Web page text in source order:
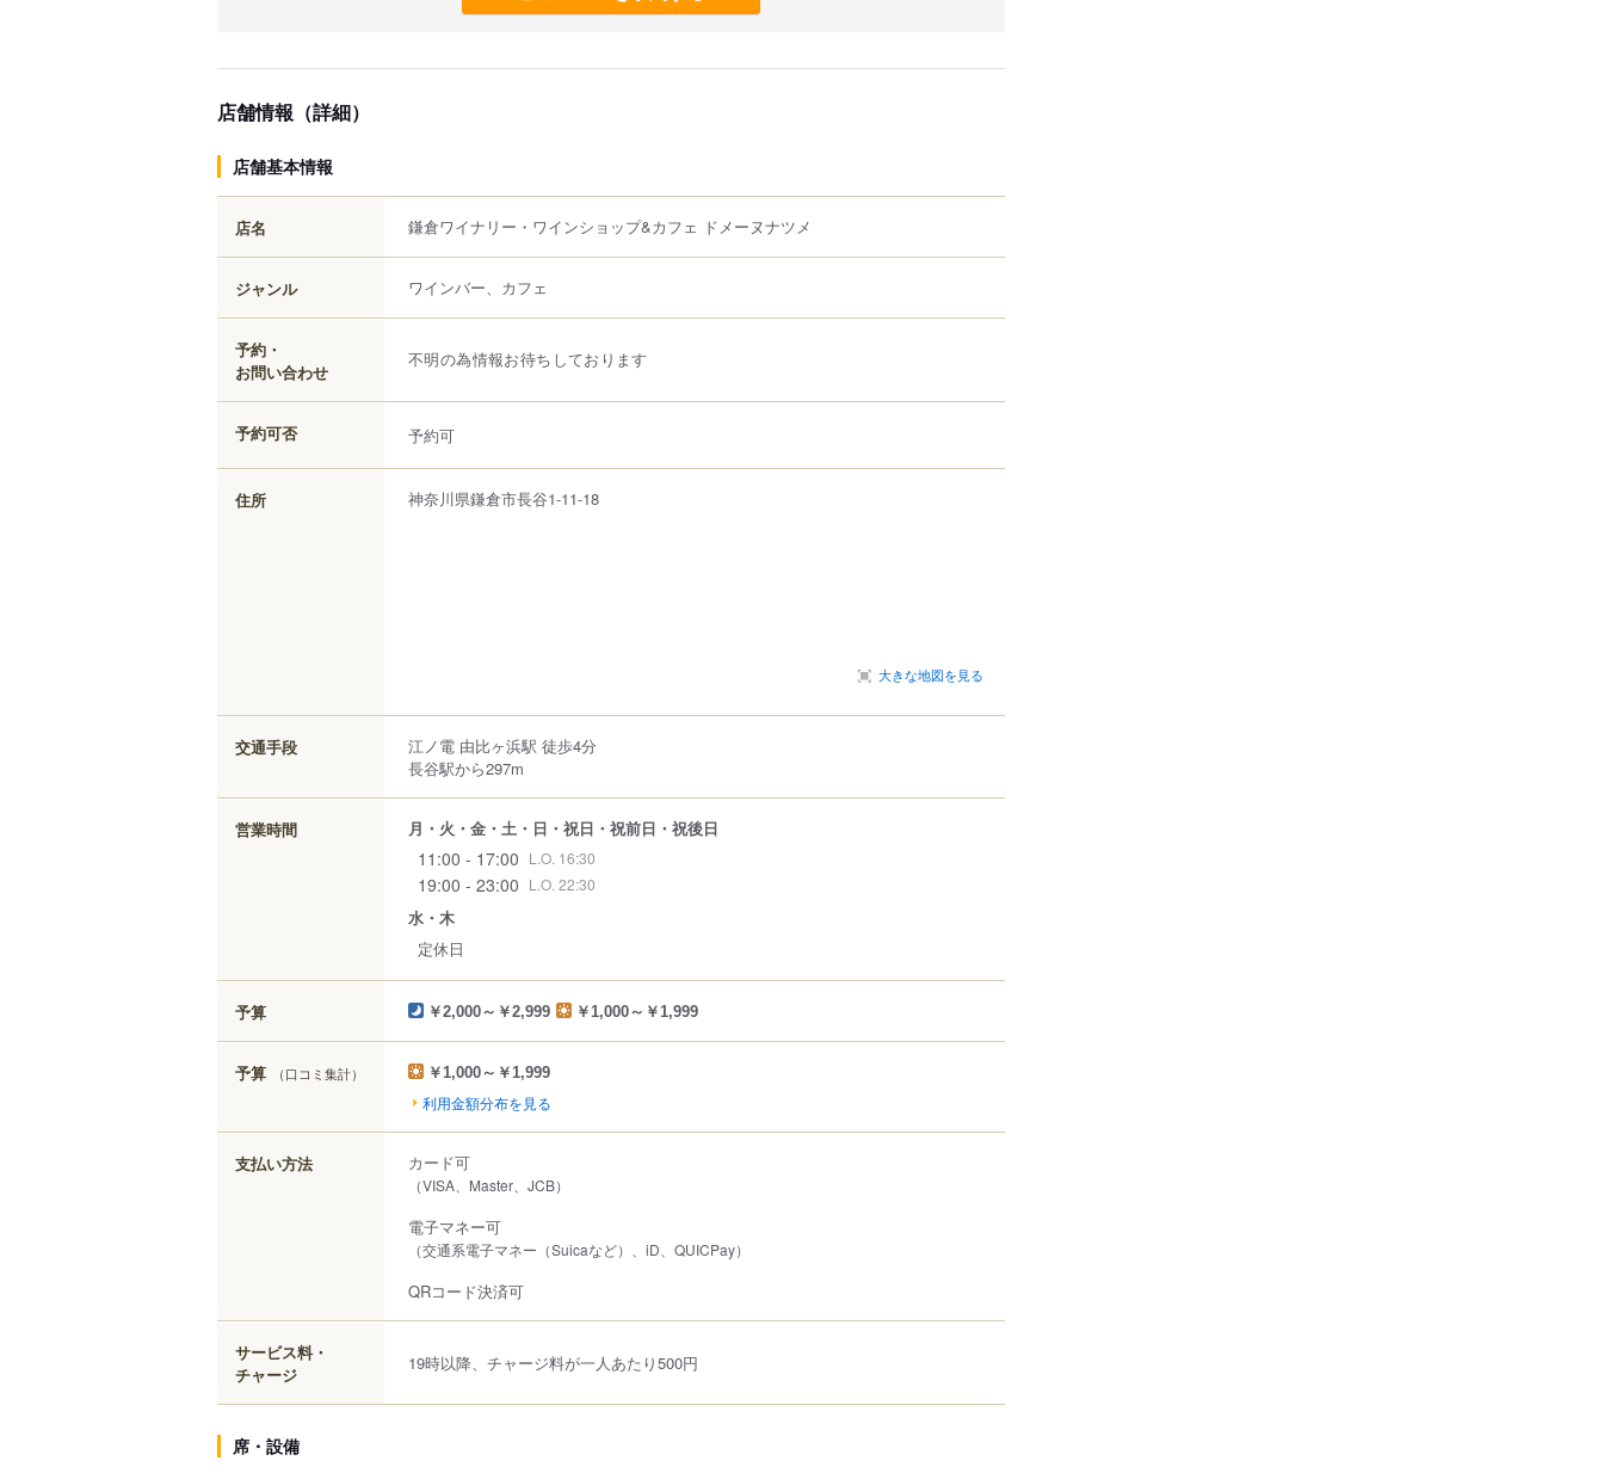
店舗情報（詳細）
店舗基本情報
店名 鎌倉ワイナリー・ワインショップ&カフェ ドメーヌナツメ
ジャンル ワインバー、カフェ
予約・
お問い合わせ
不明の為情報お待ちしております
予約可否 予約可
住所 神奈川県鎌倉市長谷1-11-18
大きな地図を見る
交通手段
江ノ電 由比ヶ浜駅 徒歩4分
長谷駅から297m
営業時間 月・火・金・土・日・祝日・祝前日・祝後日
11:00 - 17:00 L.O. 16:30
19:00 - 23:00 L.O. 22:30
水・木
定休日
予算 ￥2,000～￥2,999 ￥1,000～￥1,999
予算 （口コミ集計） ￥1,000～￥1,999
利用金額分布を見る
支払い方法 カード可
（VISA、Master、JCB）
電子マネー可
（交通系電子マネー（Suicaなど）、iD、QUICPay）
QRコード決済可
サービス料・
チャージ
19時以降、チャージ料が一人あたり500円
席・設備